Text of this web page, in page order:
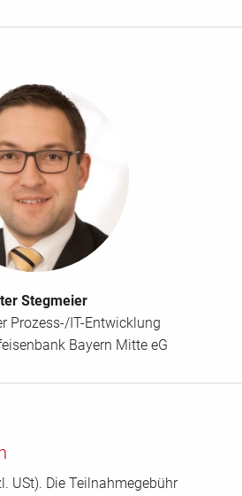
Stegmeier
Prozess-/IT-Entwicklung
Bayern Mitte eG
USt). Die Teilnahmegebühr